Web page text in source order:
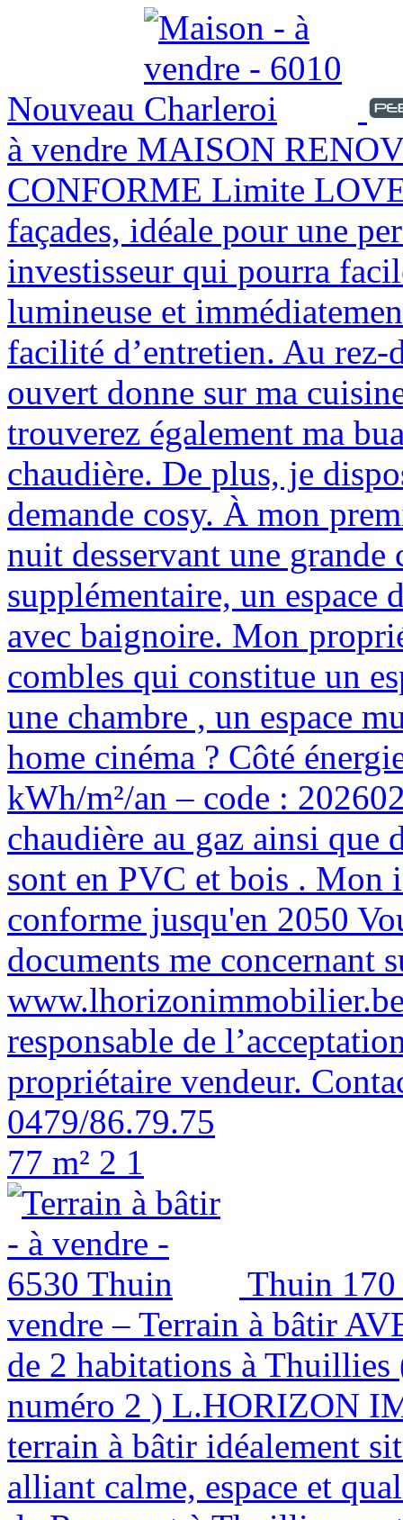
Nouveau
à vendre MAISON
CONFORME Limite
façades, idéale pour une
investisseur qui pourra
lumineuse et
facilité d’entretien. Au rez-
ouvert donne sur ma
trouverez également ma
chaudière. De plus, je
demande cosy. À mon
nuit desservant une grande
supplémentaire, un espace
avec baignoire. Mon
combles qui constitue un
une chambre , un espace
home cinéma ? Côté
kWh/m²/an – code :
chaudière au gaz ainsi que
sont en PVC et bois . Mon
conforme jusqu'en 2050
documents me concernant
responsable de
propriétaire vendeur.
0479/86.79.75
77 m² 2 1
Thuin
vendre – Terrain à bâtir
de 2 habitations à
numéro 2 ) L.HORIZON
terrain à bâtir idéalement
alliant calme, espace et